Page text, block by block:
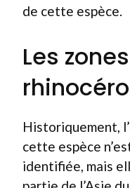
de cette espèce.
Les
Historiquement,
cette espèce
identifiée, mais